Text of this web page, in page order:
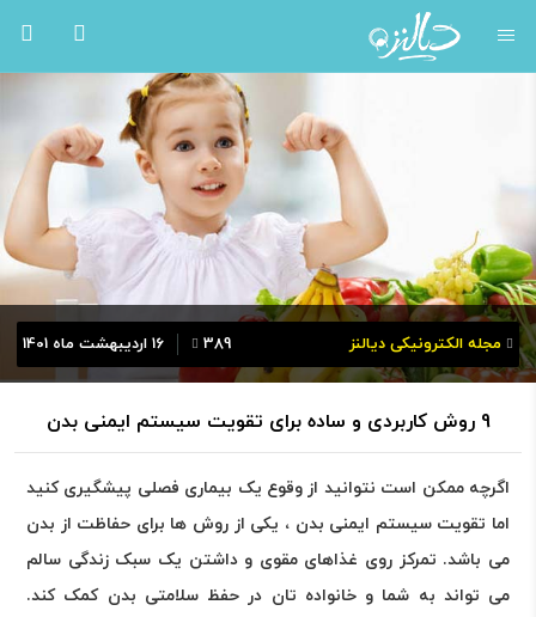
مجله الکترونیکی دیالنز 16 اردیبهشت ماه 1401 389
9 روش کاربردی و ساده برای تقویت سیستم ایمنی بدن
اگرچه ممکن است نتوانید از وقوع یک بیماری فصلی پیشگیری کنید
اما تقویت سیستم ایمنی بدن ، یکی از روش ها برای حفاظت از بدن
می باشد. تمرکز روی غذاهای مقوی و داشتن یک سبک زندگی سالم
می تواند به شما و خانواده تان در حفظ سلامتی بدن کمک کند.